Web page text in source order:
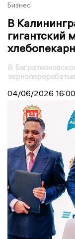
Бизнес
В
гигантский
В
04/06/2026 16:00